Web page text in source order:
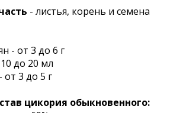
- листья, корень и семена
- от 3 до 6 г
до 20 мл
3 до 5 г
цикория обыкновенного: